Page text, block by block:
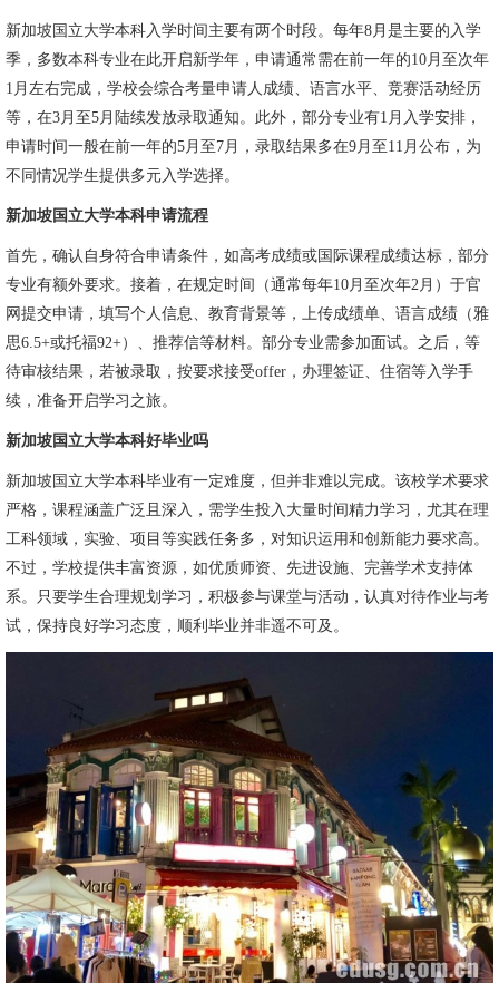
新加坡国立大学本科入学时间主要有两个时段。每年8月是主要的入学
季，多数本科专业在此开启新学年，申请通常需在前一年的10月至次年
1月左右完成，学校会综合考量申请人成绩、语言水平、竞赛活动经历
等，在3月至5月陆续发放录取通知。此外，部分专业有1月入学安排，
申请时间一般在前一年的5月至7月，录取结果多在9月至11月公布，为
不同情况学生提供多元入学选择。
新加坡国立大学本科申请流程
首先，确认自身符合申请条件，如高考成绩或国际课程成绩达标，部分
专业有额外要求。接着，在规定时间（通常每年10月至次年2月）于官
网提交申请，填写个人信息、教育背景等，上传成绩单、语言成绩（雅
思6.5+或托福92+）、推荐信等材料。部分专业需参加面试。之后，等
待审核结果，若被录取，按要求接受offer，办理签证、住宿等入学手
续，准备开启学习之旅。
新加坡国立大学本科好毕业吗
新加坡国立大学本科毕业有一定难度，但并非难以完成。该校学术要求
严格，课程涵盖广泛且深入，需学生投入大量时间精力学习，尤其在理
工科领域，实验、项目等实践任务多，对知识运用和创新能力要求高。
不过，学校提供丰富资源，如优质师资、先进设施、完善学术支持体
系。只要学生合理规划学习，积极参与课堂与活动，认真对待作业与考
试，保持良好学习态度，顺利毕业并非遥不可及。